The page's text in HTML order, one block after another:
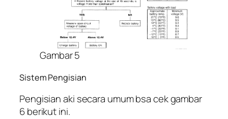
Gambar 5
Sistem Pengisian
Pengisian aki secara umum bsa cek gambar
6 berikut ini.